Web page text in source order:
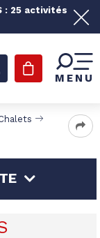
: 25 activités
MENU